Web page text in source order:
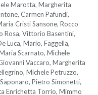
Marotta, Margherita
Carmen Pafundi,
Cristi Sansone, Rocco
Rosa, Vittorio Basentini,
Luca, Mario, Faggella,
Scarnato, Michele
Vaccaro, Margherita
Michele Petruzzo,
Pietro Simonetti,
Enrichetta Torrio, Mimmo